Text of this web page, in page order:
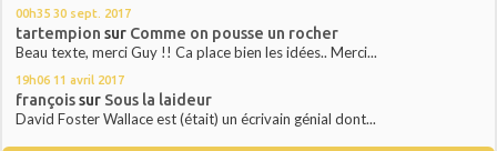
00h35 30 sept. 2017
tartempion sur Comme on pousse un rocher
Beau texte, merci Guy !! Ca place bien les idées.. Merci...
19h06 11 avril 2017
françoissur Sous la laideur
David Foster Wallace est (était) un écrivain génial dont...